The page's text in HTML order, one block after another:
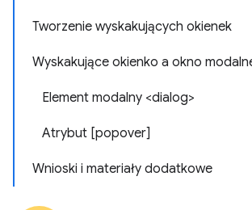
Tworzenie wyskakujących okienek
Wyskakujące okienko a okno
Element modalny <dialog>
Atrybut [popover]
Wnioski i materiały dodatkowe